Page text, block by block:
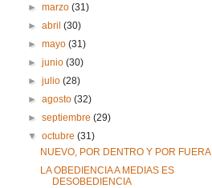
►marzo(31)
►abril(30)
►mayo(31)
►junio(30)
►julio(28)
►agosto(32)
►septiembre(29)
▼octubre(31)
NUEVO, POR DENTRO Y POR FUERA
LA OBEDIENCIA A MEDIAS ES
DESOBEDIENCIA